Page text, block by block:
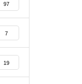
97
7
19